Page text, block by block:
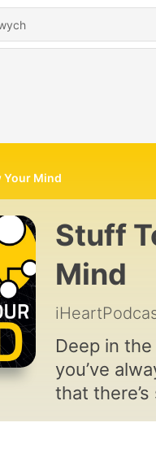
Your Mind
Stuff
Mind
Deep in
you’ve
that
about
Robert